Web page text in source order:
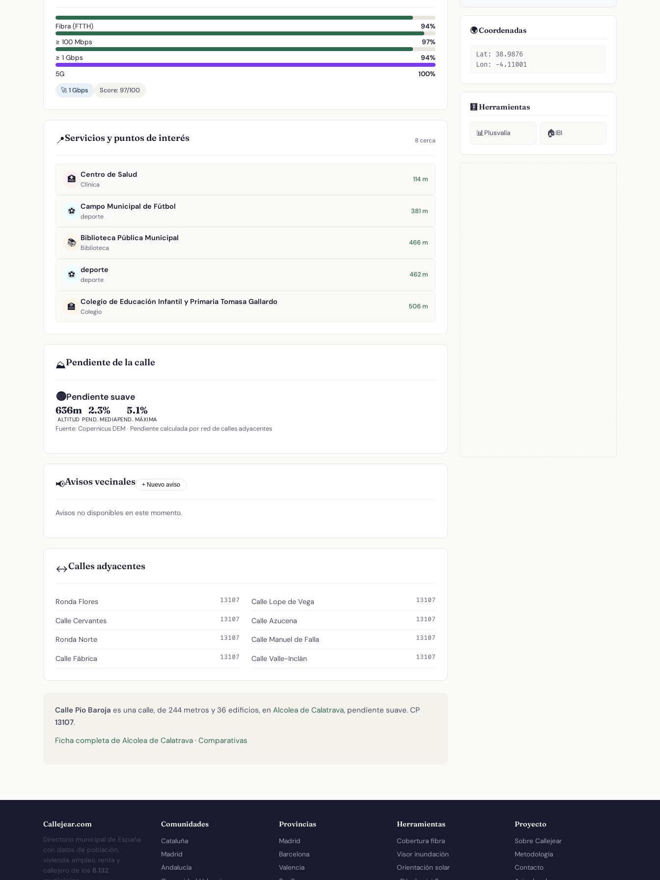
Fibra (FTTH)
94%
≥ 100 Mbps
97%
≥ 1 Gbps
94%
5G
100%
🚀 1 Gbps
Score: 97/100
📍Servicios y puntos de interés 8 cerca
🏥 Centro de Salud
Clínica
114 m
⚽ Campo Municipal de Fútbol
deporte
381 m
📚 Biblioteca Pública Municipal
Biblioteca
466 m
⚽ deporte
deporte
462 m
🏫 Colegio de Educación Infantil y Primaria Tomasa Gallardo
Colegio
506 m
⛰️Pendiente de la calle
🟡Pendiente suave
636m
ALTITUD
2.3%
PEND. MEDIA
5.1%
PEND. MÁXIMA
Fuente: Copernicus DEM · Pendiente calculada por red de calles adyacentes
📢Avisos vecinales + Nuevo aviso
Avisos no disponibles en este momento.
↔️Calles adyacentes
Ronda Flores 13107
Calle Cervantes 13107
Ronda Norte 13107
Calle Fábrica 13107
Calle Lope de Vega 13107
Calle Azucena 13107
Calle Manuel de Falla 13107
Calle Valle-Inclán 13107
Calle Pío Baroja es una calle, de 244 metros y 36 edificios, en Alcolea de Calatrava, pendiente suave. CP
13107.
Ficha completa de Alcolea de Calatrava · Comparativas
🌍 Coordenadas
Lat: 38.9876
Lon: -4.11001
🧮 Herramientas
📊Plusvalía 🏠IBI
Callejear.com
Directorio municipal de España
con datos de población,
vivienda, empleo, renta y
callejero de los 8.132
Comunidades
Cataluña
Madrid
Andalucía
Provincias
Madrid
Barcelona
Valencia
Herramientas
Cobertura fibra
Visor inundación
Orientación solar
Proyecto
Sobre Callejear
Metodología
Contacto